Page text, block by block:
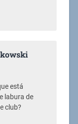
está
labura de
club?